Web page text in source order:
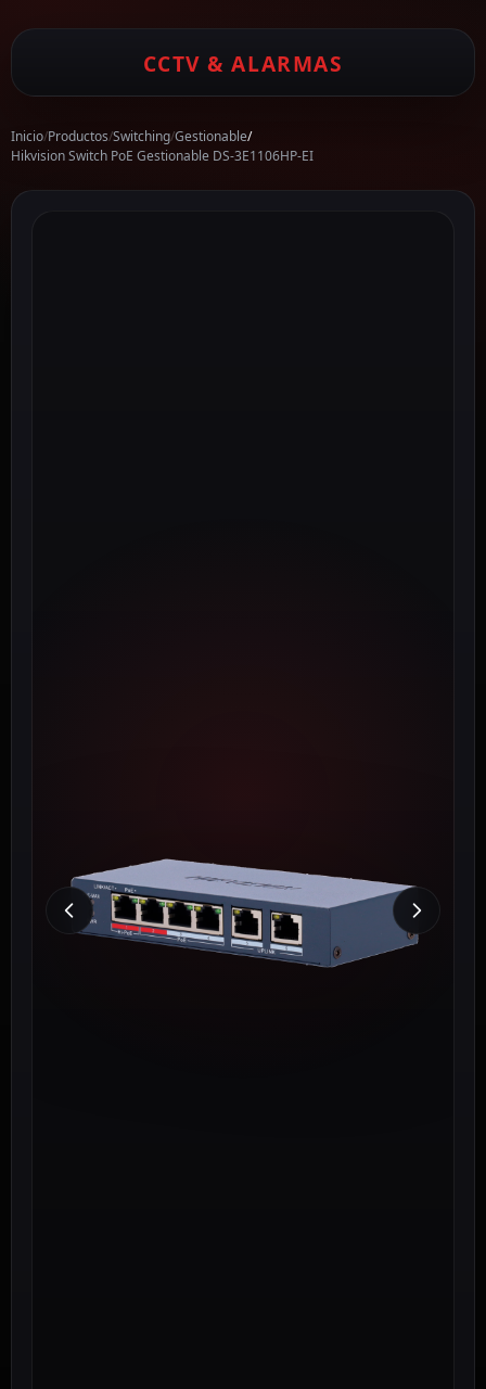
CCTV & ALARMAS
Inicio/Productos/Switching/Gestionable/
Hikvision Switch PoE Gestionable DS-3E1106HP-EI